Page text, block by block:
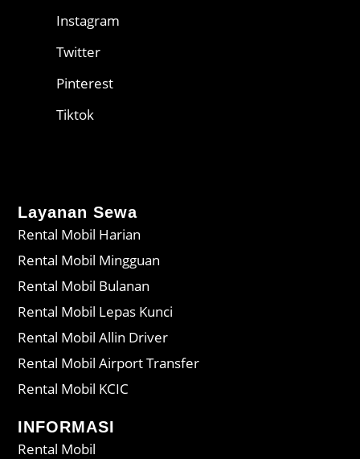
Instagram
Twitter
Pinterest
Tiktok
Layanan Sewa
Rental Mobil Harian
Rental Mobil Mingguan
Rental Mobil Bulanan
Rental Mobil Lepas Kunci
Rental Mobil Allin Driver
Rental Mobil Airport Transfer
Rental Mobil KCIC
INFORMASI
Rental Mobil